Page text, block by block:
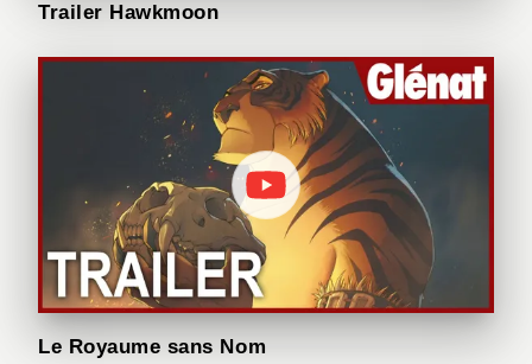
Trailer Hawkmoon
Le Royaume sans Nom